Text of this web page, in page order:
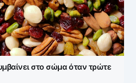
στο σώμα όταν τρώτε